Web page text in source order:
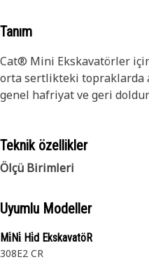
Tanım
Cat® Mini Ekskavatörler
orta sertlikteki topraklarda
genel hafriyat ve geri
Teknik özellikler
Ölçü Birimleri
Uyumlu Modeller
Mi̇Ni̇ Hi̇d EkskavatöR
308E2 CR